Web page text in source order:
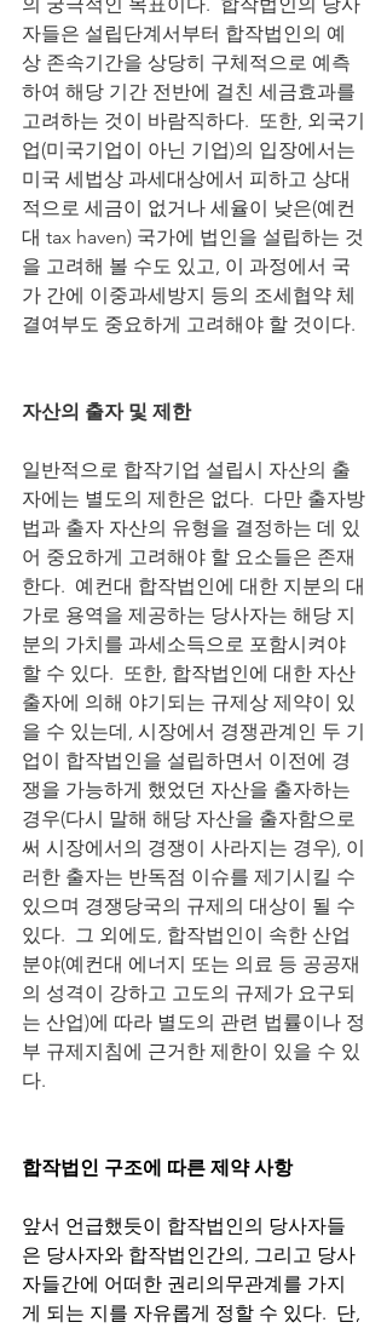
자들은 설립단계서부터 합작법인의 예
상 존속기간을 상당히 구체적으로 예측
하여 해당 기간 전반에 걸친 세금효과를
고려하는 것이 바람직하다.  또한, 외국기
업(미국기업이 아닌 기업)의 입장에서는
미국 세법상 과세대상에서 피하고 상대
적으로 세금이 없거나 세율이 낮은(예컨
대 tax haven) 국가에 법인을 설립하는 것
을 고려해 볼 수도 있고, 이 과정에서 국
가 간에 이중과세방지 등의 조세협약 체
결여부도 중요하게 고려해야 할 것이다.
자산의 출자 및 제한
일반적으로 합작기업 설립시 자산의 출
자에는 별도의 제한은 없다.  다만 출자방
법과 출자 자산의 유형을 결정하는 데 있
어 중요하게 고려해야 할 요소들은 존재
한다.  예컨대 합작법인에 대한 지분의 대
가로 용역을 제공하는 당사자는 해당 지
분의 가치를 과세소득으로 포함시켜야
할 수 있다.  또한, 합작법인에 대한 자산
출자에 의해 야기되는 규제상 제약이 있
을 수 있는데, 시장에서 경쟁관계인 두 기
업이 합작법인을 설립하면서 이전에 경
쟁을 가능하게 했었던 자산을 출자하는
경우(다시 말해 해당 자산을 출자함으로
써 시장에서의 경쟁이 사라지는 경우), 이
러한 출자는 반독점 이슈를 제기시킬 수
있으며 경쟁당국의 규제의 대상이 될 수
있다.  그 외에도, 합작법인이 속한 산업
분야(예컨대 에너지 또는 의료 등 공공재
의 성격이 강하고 고도의 규제가 요구되
는 산업)에 따라 별도의 관련 법률이나 정
부 규제지침에 근거한 제한이 있을 수 있
다.
합작법인 구조에 따른 제약 사항
앞서 언급했듯이 합작법인의 당사자들
은 당사자와 합작법인간의, 그리고 당사
자들간에 어떠한 권리의무관계를 가지
게 되는 지를 자유롭게 정할 수 있다.  단,